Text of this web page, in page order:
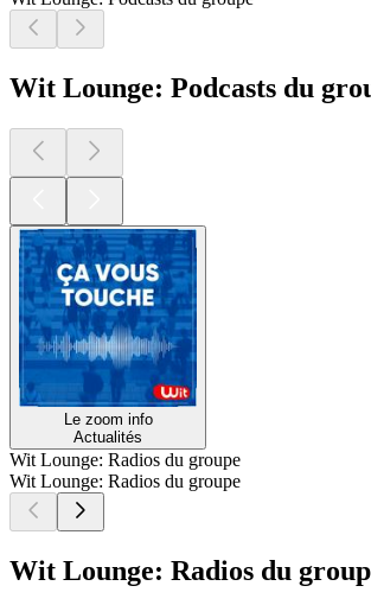
Wit Lounge: Podcasts du
Le zoom info
Actualités
Wit Lounge: Radios du groupe
Wit Lounge: Radios du groupe
Wit Lounge: Radios du